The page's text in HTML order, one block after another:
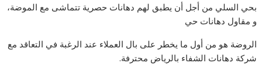
بحي السلي من أجل أن يطبق لهم دهانات حصرية تتماشى مع الموضة،
و مقاول دهانات حي
الروضة هو من أول ما يخطر على بال العملاء عند الرغبة في التعاقد مع
شركة دهانات الشفاء بالرياض محترفة.